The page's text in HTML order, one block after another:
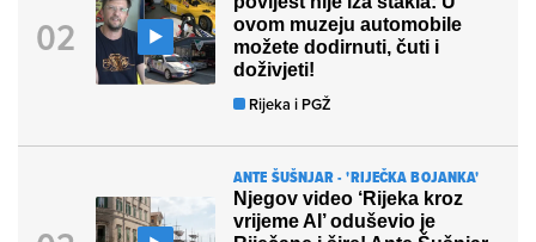
ovom muzeju automobile
možete dodirnuti, čuti i
doživjeti!
Rijeka i PGŽ
ANTE ŠUŠNJAR - 'RIJEČKA BOJANKA'
Njegov video ‘Rijeka kroz
vrijeme AI’ oduševio je